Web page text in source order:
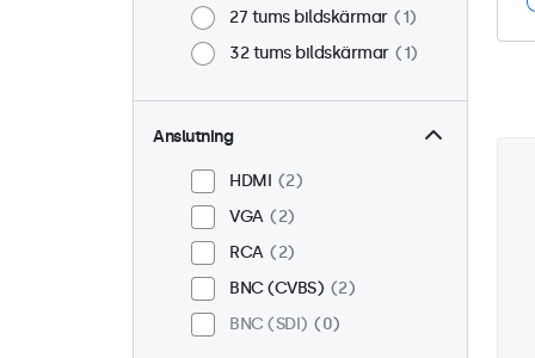
27 tums bildskärmar
1
32 tums bildskärmar
1
Anslutning
HDMI
2
VGA
2
RCA
2
BNC (CVBS)
2
BNC (SDI)
0